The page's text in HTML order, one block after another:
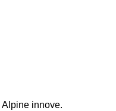
Alpine innove.